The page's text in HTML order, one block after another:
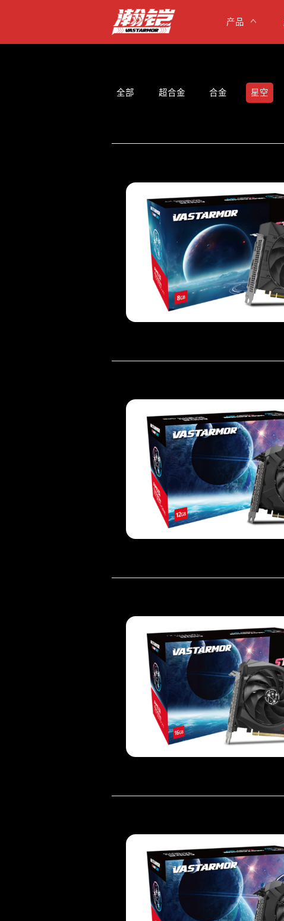
产品
全部 超合金 合金 星空